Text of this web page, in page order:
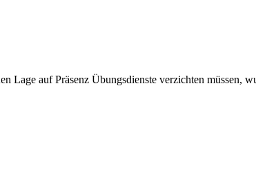
Lage auf Präsenz Übungsdienste verzichten müssen,